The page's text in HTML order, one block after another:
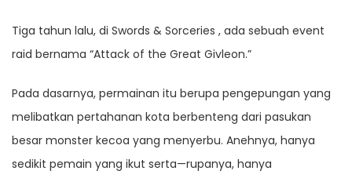
Tiga tahun lalu, di Swords & Sorceries , ada sebuah event
raid bernama “Attack of the Great Givleon.”
Pada dasarnya, permainan itu berupa pengepungan yang
melibatkan pertahanan kota berbenteng dari pasukan
besar monster kecoa yang menyerbu. Anehnya, hanya
sedikit pemain yang ikut serta—rupanya, hanya